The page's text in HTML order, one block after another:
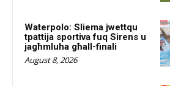
Waterpolo: Sliema jwettqu
tpattija sportiva fuq Sirens u
jagħmluha għall-finali
August 8, 2026